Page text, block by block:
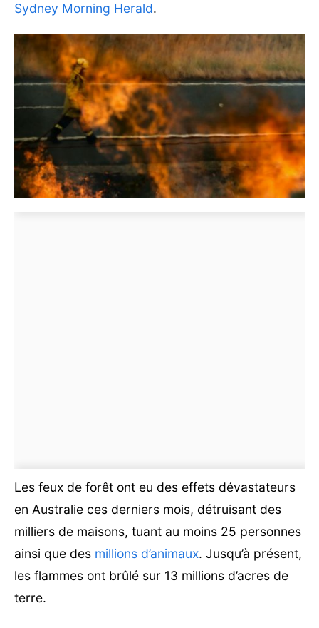
Sydney Morning Herald.
Les feux de forêt ont eu des effets dévastateurs
en Australie ces derniers mois, détruisant des
milliers de maisons, tuant au moins 25 personnes
ainsi que des millions d’animaux. Jusqu’à présent,
les flammes ont brûlé sur 13 millions d’acres de
terre.